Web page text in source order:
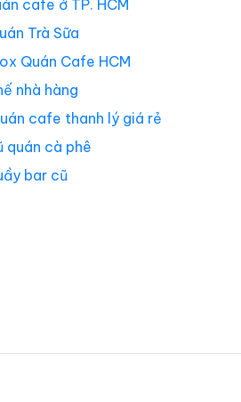
cafe ở TP. HCM
Trà Sữa
Quán Cafe HCM
nhà hàng
cafe thanh lý giá rẻ
quán cà phê
bar cũ